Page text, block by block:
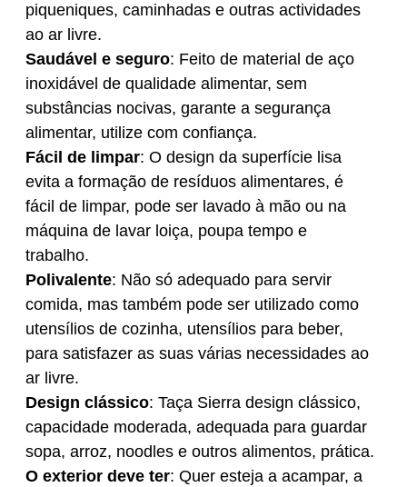
piqueniques, caminhadas e outras actividades
ao ar livre.
Saudável e seguro: Feito de material de aço
inoxidável de qualidade alimentar, sem
substâncias nocivas, garante a segurança
alimentar, utilize com confiança.
Fácil de limpar: O design da superfície lisa
evita a formação de resíduos alimentares, é
fácil de limpar, pode ser lavado à mão ou na
máquina de lavar loiça, poupa tempo e
trabalho.
Polivalente: Não só adequado para servir
comida, mas também pode ser utilizado como
utensílios de cozinha, utensílios para beber,
para satisfazer as suas várias necessidades ao
ar livre.
Design clássico: Taça Sierra design clássico,
capacidade moderada, adequada para guardar
sopa, arroz, noodles e outros alimentos, prática.
O exterior deve ter: Quer esteja a acampar, a